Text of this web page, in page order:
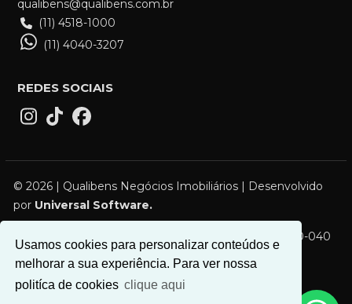
Usamos cookies para personalizar conteúdos e
melhorar a sua experiência. Para ver nossa
politíca de cookies clique aqui
qualibens@qualibens.com.br
(11) 4518-1000
(11) 4040-3207
REDES SOCIAIS
© 2026 | Qualibens Negócios Imobiliários | Desenvolvido
por Universal Software.
R. Campos Sales, 119 - Vila Bocaina, Mauá - SP, 09310-040